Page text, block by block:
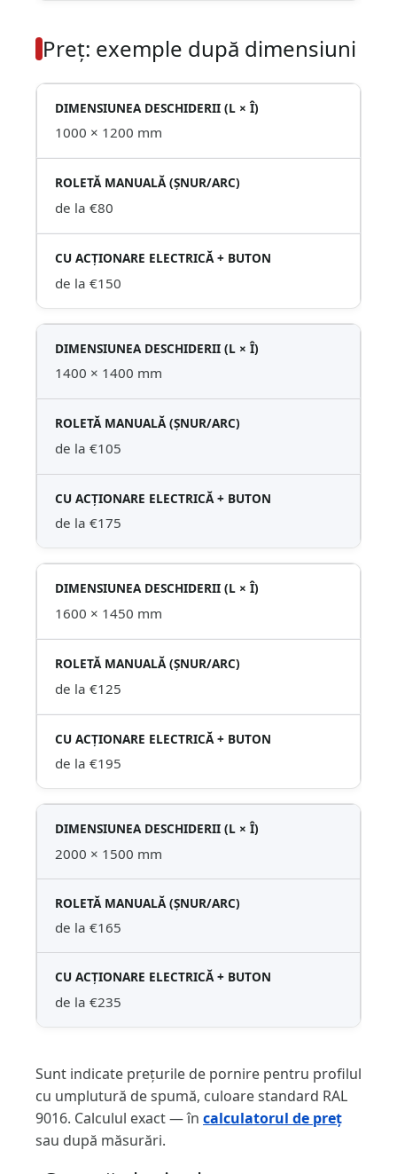
Preț: exemple după dimensiuni
1000 × 1200 mm
de la €80
de la €150
1400 × 1400 mm
de la €105
de la €175
1600 × 1450 mm
de la €125
de la €195
2000 × 1500 mm
de la €165
de la €235
Sunt indicate prețurile de pornire pentru profilul
cu umplutură de spumă, culoare standard RAL
9016. Calculul exact — în calculatorul de preț
sau după măsurări.